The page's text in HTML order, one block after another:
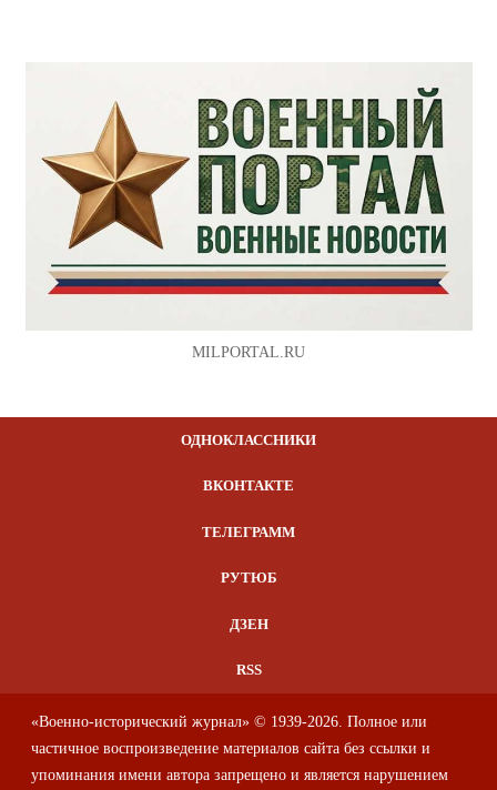
MILPORTAL.RU
ОДНОКЛАССНИКИ
ВКОНТАКТЕ
ТЕЛЕГРАММ
РУТЮБ
ДЗЕН
RSS
«Военно-исторический журнал» © 1939-2026. Полное или
частичное воспроизведение материалов сайта без ссылки и
упоминания имени автора запрещено и является нарушением